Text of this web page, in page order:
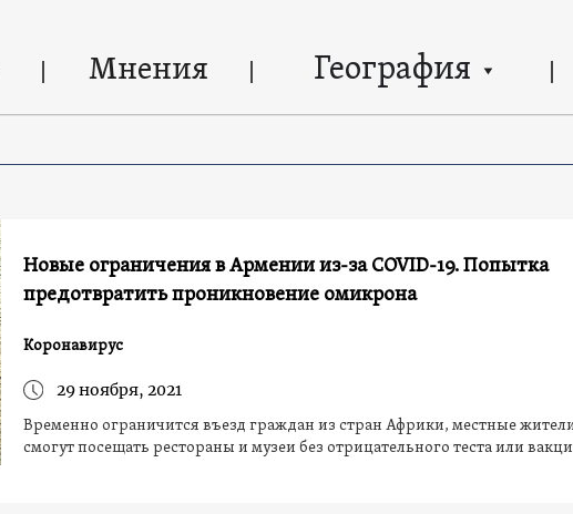
Мнения География
Новые ограничения в Армении из-за COVID-19. Попытка
предотвратить проникновение омикрона
Коронавирус
29 ноября, 2021
Временно ограничится въезд граждан из стран Африки, местные
смогут посещать рестораны и музеи без отрицательного теста или